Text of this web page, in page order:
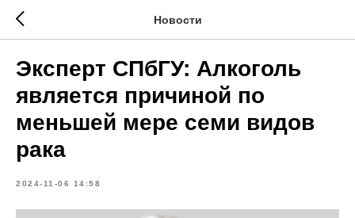
Новости
Эксперт СПбГУ: Алкоголь
является причиной по
меньшей мере семи видов
рака
2024-11-06 14:58